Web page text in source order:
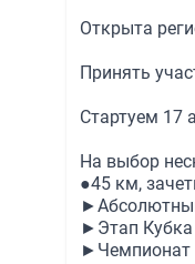
Открыта
Принять
Стартуем 17
На выбор
●45 км,
►Этап Кубка
►Чемпионат